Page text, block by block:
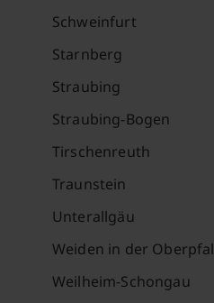
Schweinfurt
Starnberg
Straubing
Straubing-Bogen
Tirschenreuth
Traunstein
Unterallgäu
Weiden in der
Weilheim-Schongau